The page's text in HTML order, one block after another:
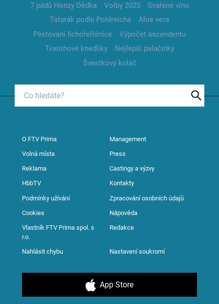
7 pádů Honzy Dědka
Volby 2025
Svařené víno
Tatarák podle Pohlreicha
Aloe vera
Pěstování lichořeřišnice
Výpočet ascendentu
Tvarohové knedlíky
Nejlepší palačinky
Švestkový koláč
O FTV Prima Management
Volná místa Press
Reklama Castingy a výzvy
HbbTV Kontakty
Podmínky užívání Zpracování osobních údajů
Cookies Nápověda
Vlastník FTV Prima spol. s
r.o.
Redakce
Nahlásit chybu Nastavení soukromí
App Store